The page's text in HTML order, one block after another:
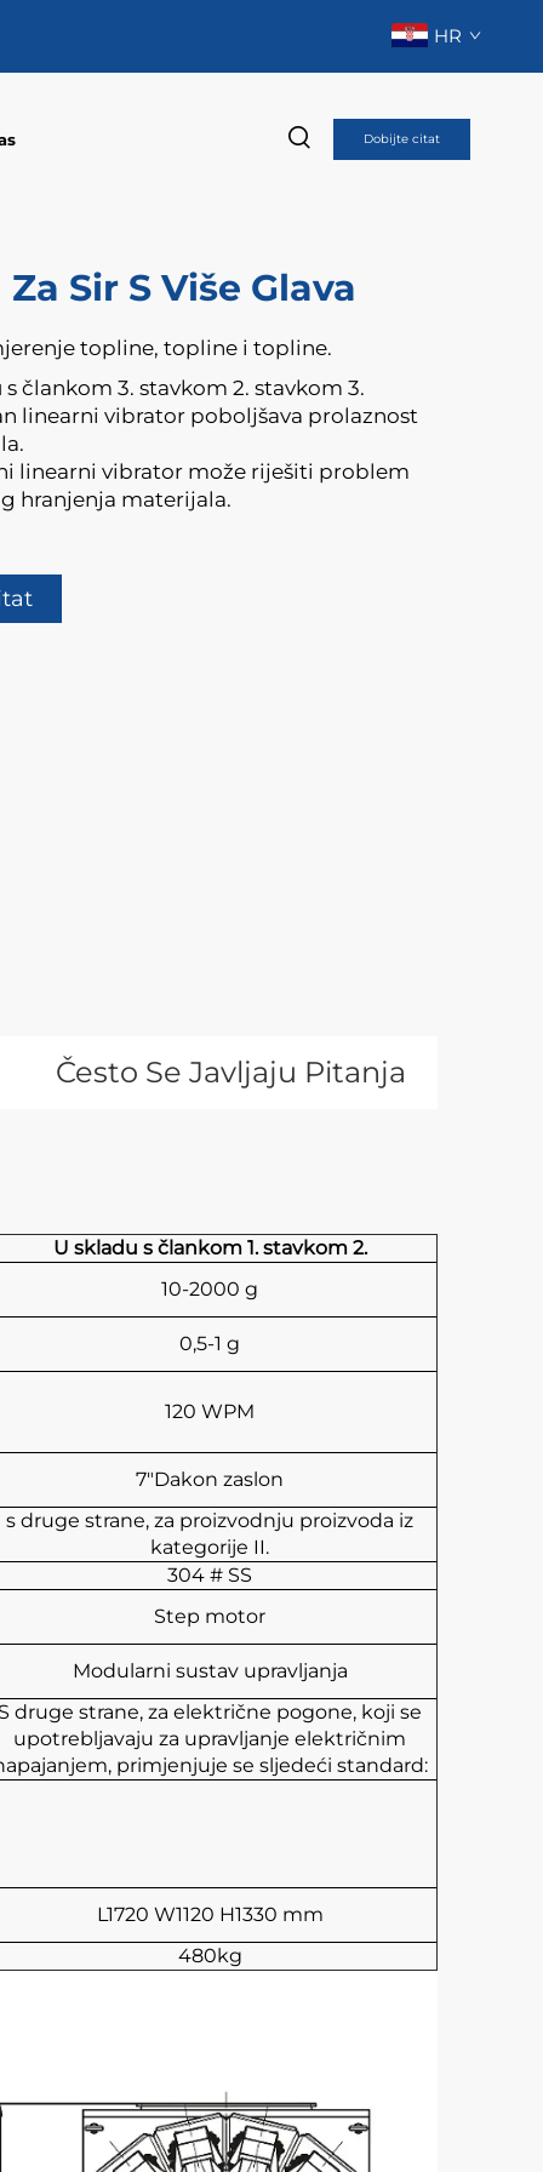
HR
Dobijte citat
Sir S Više Glava
topline, topline i topline.
s člankom 3. stavkom 2. stavkom 3.
linearni vibrator poboljšava prolaznost
linearni vibrator može riješiti problem
hranjenja materijala.
Često Se Javljaju Pitanja
U skladu s člankom 1. stavkom 2.
10-2000 g
0,5-1 g
120 WPM
7"Dakon zaslon
s druge strane, za proizvodnju proizvoda iz
kategorije II.
304 # SS
Step motor
Modularni sustav upravljanja
druge strane, za električne pogone, koji se
upotrebljavaju za upravljanje električnim
primjenjuje se sljedeći standard:
L1720 W1120 H1330 mm
480kg